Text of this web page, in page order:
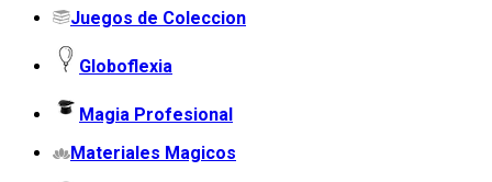
Juegos de Coleccion
Globoflexia
Magia Profesional
Materiales Magicos